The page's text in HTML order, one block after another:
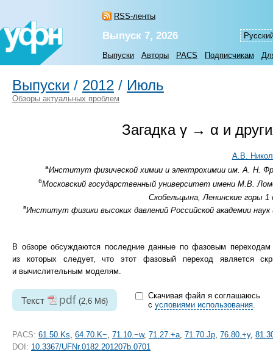
RSS-ленты
Выпуск 7, 2026
Выпуски Авторы PACS Подписчикам
Выпуски / 2012 / Июль
Обзоры актуальных проблем
Загадка γ → α и
А.В.
аИнститут физической химии и электрохимии им. А. Н.
бМосковский государственный университет имени М.В.
Скобельцына, Ленинские горы
вИнститут физики высоких давлений Российской академии
В обзоре обсуждаются последние данные по фазовым
из которых следует, что этот фазовый переход является
и вычислительным моделям.
Текст pdf (2,6 Мб)
Скачивая файл я соглашаюсь
с условиями использования.
PACS: 61.50.Ks 64.70.K− 71.10.−w, 71.27.+a 71.70.Jp 76.80.+y,
DOI: 10.3367/UFNr.0182.201207b.0701